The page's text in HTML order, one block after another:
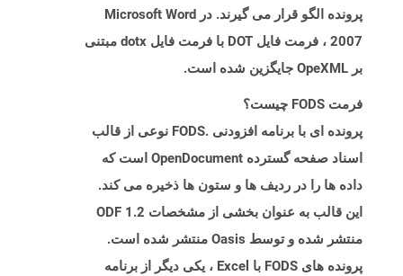
پرونده الگو قرار می گیرند. در Microsoft Word
2007 ، فرمت فایل DOT با فرمت فایل dotx مبتنی
بر OpeXML جایگزین شده است.
فرمت FODS چیست؟
پرونده ای با برنامه افزودنی .FODS نوعی از قالب
اسناد صفحه گسترده OpenDocument است که
داده ها را در ردیف ها و ستون ها ذخیره می کند.
این قالب به عنوان بخشی از مشخصات ODF 1.2
منتشر شده و توسط Oasis منتشر شده است.
پرونده های FODS با Excel ، یکی دیگر از برنامه